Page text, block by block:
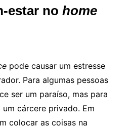
estar no home
pode causar um estresse
Para algumas pessoas
ser um paraíso, mas para
cárcere privado. Em
colocar as coisas na